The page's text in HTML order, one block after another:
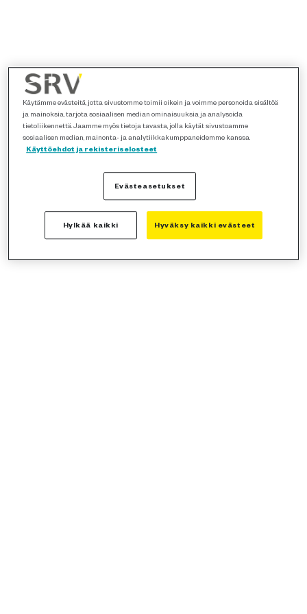
Käytämme evästeitä, jotta sivustomme toimii oikein ja voimme personoida sisältöä
ja mainoksia, tarjota sosiaalisen median ominaisuuksia ja analysoida
tietoliikennettä. Jaamme myös tietoja tavasta, jolla käytät sivustoamme
sosiaalisen median, mainonta- ja analytiikkakumppaneidemme kanssa.
Käyttöehdot ja rekisteriselosteet
Evästeasetukset
Hylkää kaikki Hyväksy kaikki evästeet